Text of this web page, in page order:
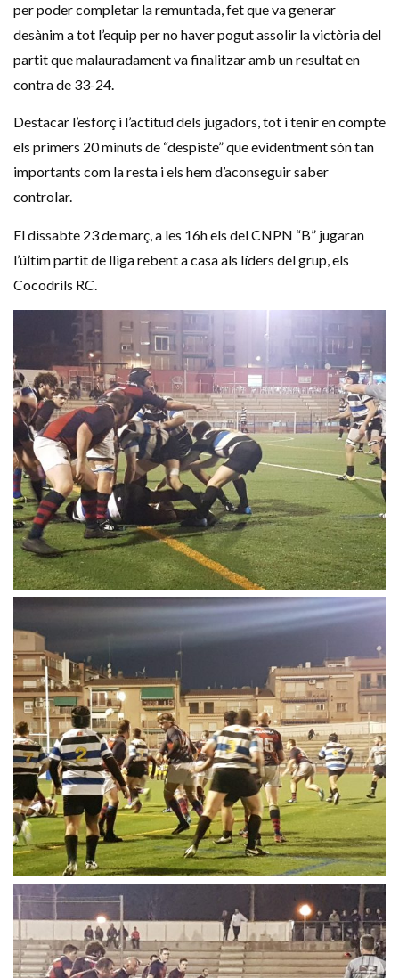
per poder completar la remuntada, fet que va generar
desànim a tot l’equip per no haver pogut assolir la victòria del
partit que malauradament va finalitzar amb un resultat en
contra de 33-24.
Destacar l’esforç i l’actitud dels jugadors, tot i tenir en compte
els primers 20 minuts de “despiste” que evidentment són tan
importants com la resta i els hem d’aconseguir saber
controlar.
El dissabte 23 de març, a les 16h els del CNPN “B” jugaran
l’últim partit de lliga rebent a casa als líders del grup, els
Cocodrils RC.